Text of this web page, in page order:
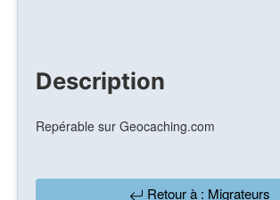
Description
Repérable sur Geocaching.com
Retour à : Migrateurs